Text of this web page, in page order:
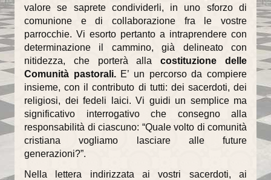
valore se saprete condividerli, in uno sforzo di
comunione e di collaborazione fra le vostre
parrocchie. Vi esorto pertanto a intraprendere con
determinazione il cammino, già delineato con
nitidezza, che porterà allacostituzione delle
Comunità pastorali.E’ un percorso da compiere
insieme, con il contributo di tutti: dei sacerdoti, dei
religiosi, dei fedeli laici. Vi guidi un semplice ma
significativo interrogativo che consegno alla
responsabilità di ciascuno: “Quale volto di comunità
cristiana vogliamo lasciare alle future
generazioni?”.
Nella lettera indirizzata ai vostri sacerdoti, ai